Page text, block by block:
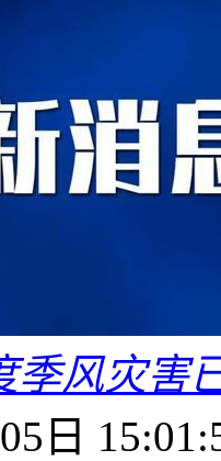
季风灾害
日